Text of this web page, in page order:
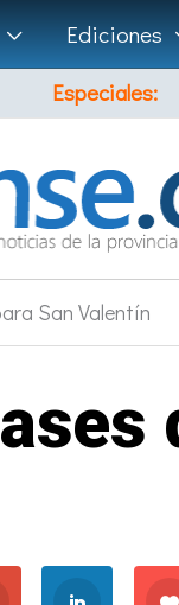
Ediciones
Especiales:
San Valentín